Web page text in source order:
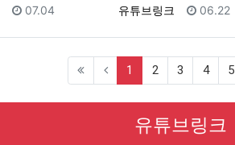
등록자
유튜브링크
등록일
07.04 등록일
06.22
1 (current)
2 3 4 5
유튜브링크